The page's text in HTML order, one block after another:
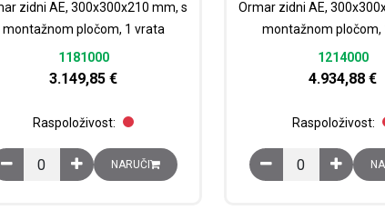
pločom, 1 vrata količina
zidni AE, 300x300x210 mm, s
montažnom pločom, 1 vrata
1181000
3.149,85 €
Raspoloživost:
Ormar zidni AE, 300x300x210 mm, s montažnom pločom, 1
NARUČI
Ormar zidni AE,
montažnom pločom,
1214000
4.934,88 €
Raspoloživost:
Ormar zidni AE,